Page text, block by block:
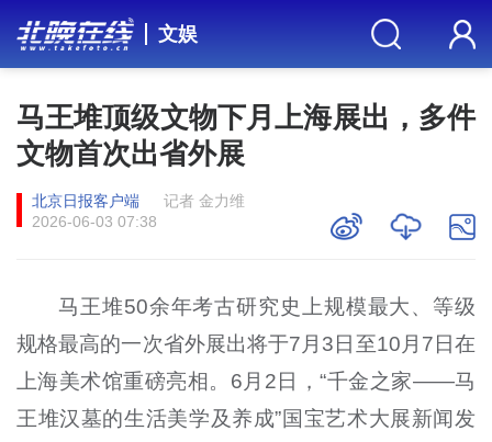
文娱
马王堆顶级文物下月上海展出，多件
文物首次出省外展
北京日报客户端
记者 金力维
2026-06-03 07:38
马王堆50余年考古研究史上规模最大、等级
规格最高的一次省外展出将于7月3日至10月7日在
上海美术馆重磅亮相。6月2日，“千金之家——马
王堆汉墓的生活美学及养成”国宝艺术大展新闻发